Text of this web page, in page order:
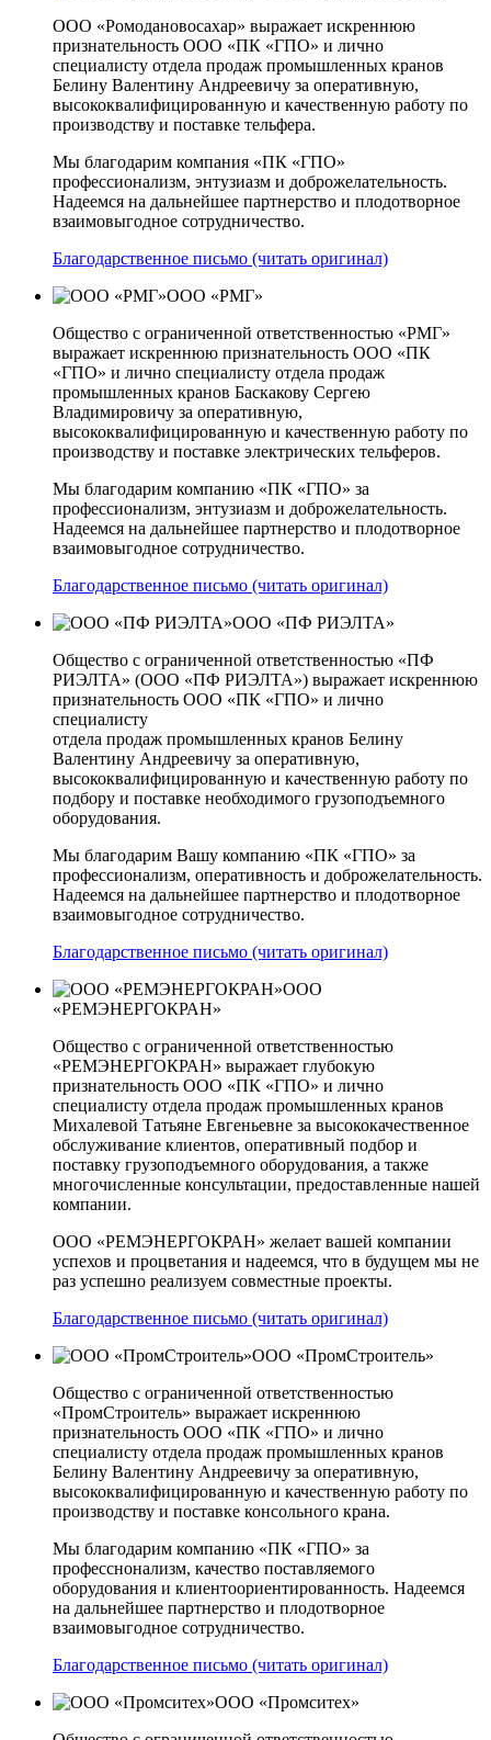
ООО «Ромодановосахар» выражает искреннюю
признательность ООО «ПК «ГПО» и лично
специалисту отдела продаж промышленных кранов
Белину Валентину Андреевичу за оперативную,
высококвалифицированную и качественную работу по
производству и поставке тельфера.
Мы благодарим компания «ПК «ГПО»
профессионализм, энтузиазм и доброжелательность.
Надеемся на дальнейшее партнерство и плодотворное
взаимовыгодное сотрудничество.
Благодарственное письмо (читать оригинал)
ООО «РМГ»
Общество с ограниченной ответственностью «РМГ»
выражает искреннюю признательность ООО «ПК
«ГПО» и лично специалисту отдела продаж
промышленных кранов Баскакову Сергею
Владимировичу за оперативную,
высококвалифицированную и качественную работу по
производству и поставке электрических тельферов.
Мы благодарим компанию «ПК «ГПО» за
профессионализм, энтузиазм и доброжелательность.
Надеемся на дальнейшее партнерство и плодотворное
взаимовыгодное сотрудничество.
Благодарственное письмо (читать оригинал)
ООО «ПФ РИЭЛТА»
Общество с ограниченной ответственностью «ПФ
РИЭЛТА» (ООО «ПФ РИЭЛТА») выражает искреннюю
признательность ООО «ПК «ГПО» и лично
специалисту
отдела продаж промышленных кранов Белину
Валентину Андреевичу за оперативную,
высококвалифицированную и качественную работу по
подбору и поставке необходимого грузоподъемного
оборудования.
Мы благодарим Вашу компанию «ПК «ГПО» за
профессионализм, оперативность и доброжелательность.
Надеемся на дальнейшее партнерство и плодотворное
взаимовыгодное сотрудничество.
Благодарственное письмо (читать оригинал)
ООО
«РЕМЭНЕРГОКРАН»
Общество с ограниченной ответственностью
«РЕМЭНЕРГОКРАН» выражает глубокую
признательность ООО «ПК «ГПО» и лично
специалисту отдела продаж промышленных кранов
Михалевой Татьяне Евгеньевне за высококачественное
обслуживание клиентов, оперативный подбор и
поставку грузоподъемного оборудования, а также
многочисленные консультации, предоставленные нашей
компании.
ООО «РЕМЭНЕРГОКРАН» желает вашей компании
успехов и процветания и надеемся, что в будущем мы не
раз успешно реализуем совместные проекты.
Благодарственное письмо (читать оригинал)
ООО «ПромСтроитель»
Общество с ограниченной ответственностью
«ПромСтроитель» выражает искреннюю
признательность ООО «ПК «ГПО» и лично
специалисту отдела продаж промышленных кранов
Белину Валентину Андреевичу за оперативную,
высококвалифицированную и качественную работу по
производству и поставке консольного крана.
Мы благодарим компанию «ПК «ГПО» за
професснонализм, качество поставляемого
оборудования и клиентоориентированность. Надеемся
на дальнейшее партнерство и плодотворное
взаимовыгодное сотрудничество.
Благодарственное письмо (читать оригинал)
ООО «Промситех»